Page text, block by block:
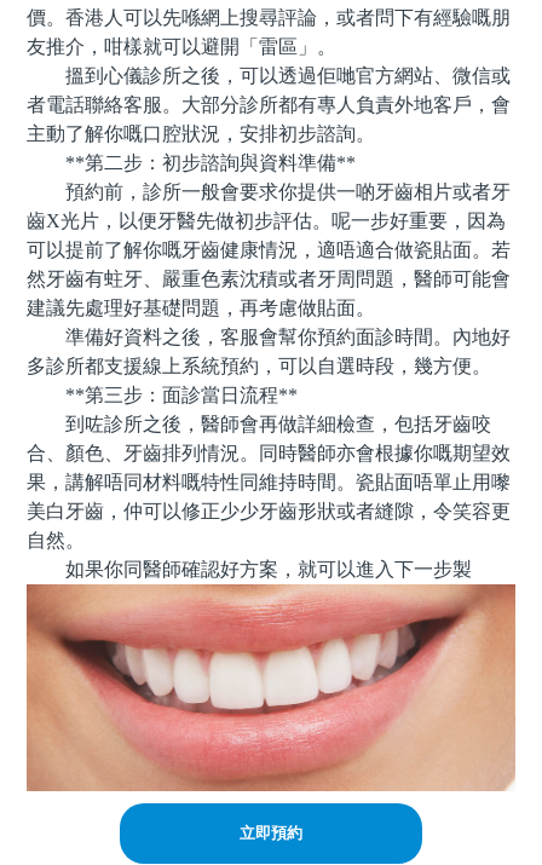
價。香港人可以先喺網上搜尋評論，或者問下有經驗嘅朋
友推介，咁樣就可以避開「雷區」。
搵到心儀診所之後，可以透過佢哋官方網站、微信或
者電話聯絡客服。大部分診所都有專人負責外地客戶，會
主動了解你嘅口腔狀況，安排初步諮詢。
**第二步：初步諮詢與資料準備**
預約前，診所一般會要求你提供一啲牙齒相片或者牙
齒X光片，以便牙醫先做初步評估。呢一步好重要，因為
可以提前了解你嘅牙齒健康情況，適唔適合做瓷貼面。若
然牙齒有蛀牙、嚴重色素沈積或者牙周問題，醫師可能會
建議先處理好基礎問題，再考慮做貼面。
準備好資料之後，客服會幫你預約面診時間。內地好
多診所都支援線上系統預約，可以自選時段，幾方便。
**第三步：面診當日流程**
到咗診所之後，醫師會再做詳細檢查，包括牙齒咬
合、顏色、牙齒排列情況。同時醫師亦會根據你嘅期望效
果，講解唔同材料嘅特性同維持時間。瓷貼面唔單止用嚟
美白牙齒，仲可以修正少少牙齒形狀或者縫隙，令笑容更
自然。
如果你同醫師確認好方案，就可以進入下一步製
立即預約